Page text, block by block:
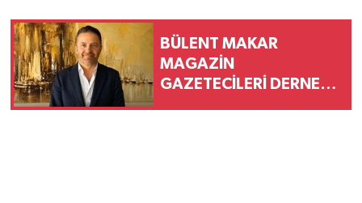
BÜLENT MAKAR
MAGAZİN
GAZETECİLERİ DERNEĞİ